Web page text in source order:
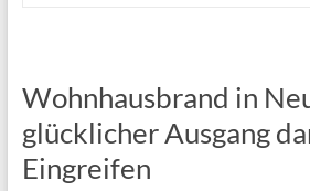
Wohnhausbrand in
glücklicher Ausgang
Eingreifen